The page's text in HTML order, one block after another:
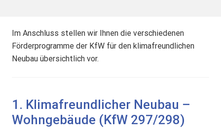
Im Anschluss stellen wir Ihnen die verschiedenen
Förderprogramme der KfW für den klimafreundlichen
Neubau übersichtlich vor.
1. Klimafreundlicher Neubau –
Wohngebäude (KfW 297/298)